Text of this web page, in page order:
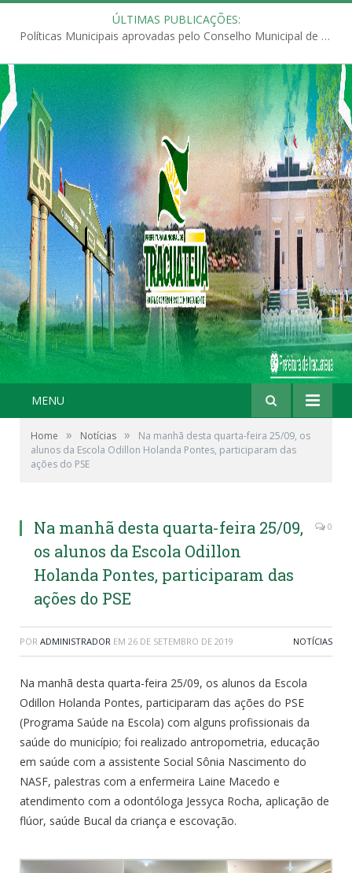
ÚLTIMAS PUBLICAÇÕES:
Políticas Municipais aprovadas pelo Conselho Municipal de Educação (CME)
MENU
Home » Notícias »
Na manhã desta quarta-feira 25/09, os
alunos da Escola Odillon Holanda Pontes, participaram das
ações do PSE
Na manhã desta quarta-feira 25/09,
os alunos da Escola Odillon
Holanda Pontes, participaram das
ações do PSE
0
POR ADMINISTRADOR EM 26 DE SETEMBRO DE 2019 NOTÍCIAS
Na manhã desta quarta-feira 25/09, os alunos da Escola
Odillon Holanda Pontes, participaram das ações do PSE
(Programa Saúde na Escola) com alguns profissionais da
saúde do município; foi realizado antropometria, educação
em saúde com a assistente Social Sônia Nascimento do
NASF, palestras com a enfermeira Laine Macedo e
atendimento com a odontóloga Jessyca Rocha, aplicação de
flúor, saúde Bucal da criança e escovação.